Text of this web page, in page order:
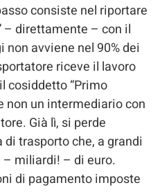
consiste nel riportare
– direttamente – con il
non avviene nel 90% dei
riceve il lavoro
cosiddetto “Primo
non un intermediario con
Già lì, si perde
trasporto che, a grandi
miliardi! – di euro.
di pagamento imposte